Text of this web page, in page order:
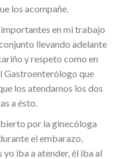
los acompañe.
en mi trabajo
llevando adelante
y respeto como en
Gastroenterólogo que
los atendamos los dos
a ésto.
por la ginecóloga
el embarazo,
iba a atender, él iba al